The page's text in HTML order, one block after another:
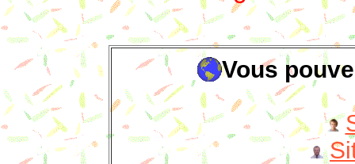
Vous